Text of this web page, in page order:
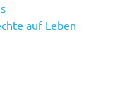
auf Leben